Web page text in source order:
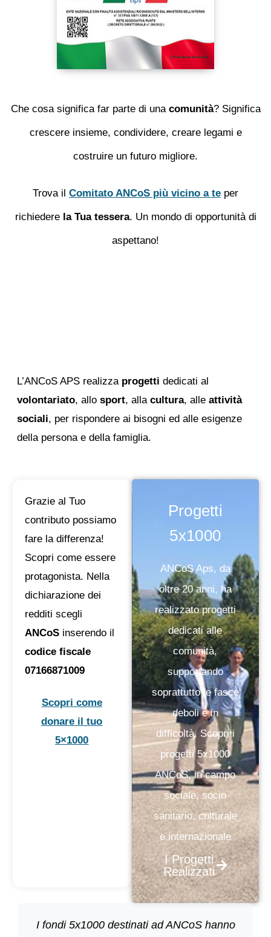
Che cosa significa far parte di una comunità? Significa
crescere insieme, condividere, creare legami e
costruire un futuro migliore.
Trova il Comitato ANCoS più vicino a te per
richiedere la Tua tessera. Un mondo di opportunità di
aspettano!
L’ANCoS APS realizza progetti dedicati al
volontariato, allosport, allacultura, alleattività
sociali, per rispondere ai bisogni ed alle esigenze
della persona e della famiglia.
Grazie al Tuo
contributo possiamo
fare la differenza!
Scopri come essere
protagonista. Nella
dichiarazione dei
redditi scegli
ANCoS inserendo il
codice fiscale
07166871009
Scopri come
donare il tuo
5×1000
Progetti
5x1000
ANCoS Aps, da
oltre 20 anni, ha
realizzato progetti
dedicati alle
comunità,
supportando
soprattutto le fasce
deboli e in
difficoltà. Scopri i
progetti 5x1000
ANCoS, in campo
sociale, socio
sanitario, culturale
e internazionale
I Progetti
Realizzati
I fondi 5x1000 destinati ad ANCoS hanno